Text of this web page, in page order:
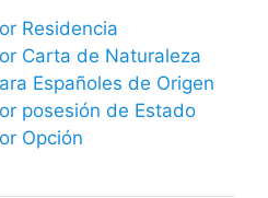
Residencia
Carta de Naturaleza
Españoles de Origen
posesión de Estado
Opción